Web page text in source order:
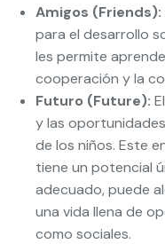
Amigos (Friends):
para el desarrollo
les permite
cooperación y la
Futuro (Future):
y las
de los niños. Este
tiene un potencial
adecuado, puede
una vida llena de
como sociales.